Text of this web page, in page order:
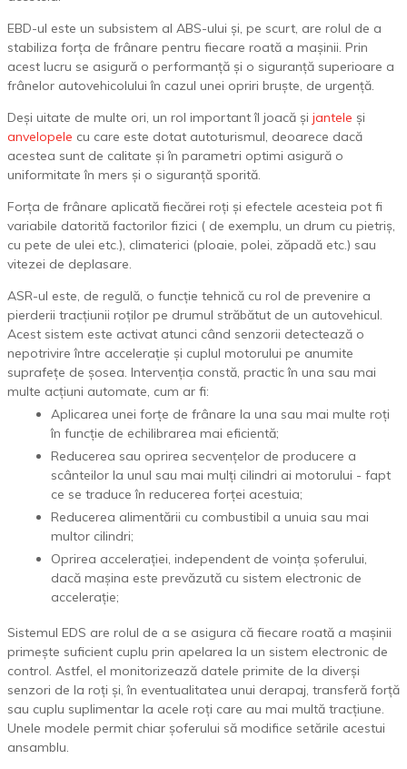
EBD-ul este un subsistem al ABS-ului și, pe scurt, are rolul de a
stabiliza forța de frânare pentru fiecare roată a mașinii. Prin
acest lucru se asigură o performanță și o siguranță superioare a
frânelor autovehicolului în cazul unei opriri bruște, de urgență.
Deși uitate de multe ori, un rol important îl joacă și jantele și
anvelopele cu care este dotat autoturismul, deoarece dacă
acestea sunt de calitate și în parametri optimi asigură o
uniformitate în mers și o siguranță sporită.
Forța de frânare aplicată fiecărei roți și efectele acesteia pot fi
variabile datorită factorilor fizici ( de exemplu, un drum cu pietriș,
cu pete de ulei etc.), climaterici (ploaie, polei, zăpadă etc.) sau
vitezei de deplasare.
ASR-ul este, de regulă, o funcție tehnică cu rol de prevenire a
pierderii tracțiunii roților pe drumul străbătut de un autovehicul.
Acest sistem este activat atunci când senzorii detectează o
nepotrivire între accelerație și cuplul motorului pe anumite
suprafețe de șosea. Intervenția constă, practic în una sau mai
multe acțiuni automate, cum ar fi:
Aplicarea unei forțe de frânare la una sau mai multe roți
în funcție de echilibrarea mai eficientă;
Reducerea sau oprirea secvențelor de producere a
scânteilor la unul sau mai mulți cilindri ai motorului - fapt
ce se traduce în reducerea forței acestuia;
Reducerea alimentării cu combustibil a unuia sau mai
multor cilindri;
Oprirea accelerației, independent de voința șoferului,
dacă mașina este prevăzută cu sistem electronic de
accelerație;
Sistemul EDS are rolul de a se asigura că fiecare roată a mașinii
primește suficient cuplu prin apelarea la un sistem electronic de
control. Astfel, el monitorizează datele primite de la diverși
senzori de la roți și, în eventualitatea unui derapaj, transferă forță
sau cuplu suplimentar la acele roți care au mai multă tracțiune.
Unele modele permit chiar șoferului să modifice setările acestui
ansamblu.